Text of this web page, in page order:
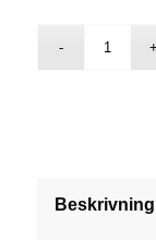
Beskrivning